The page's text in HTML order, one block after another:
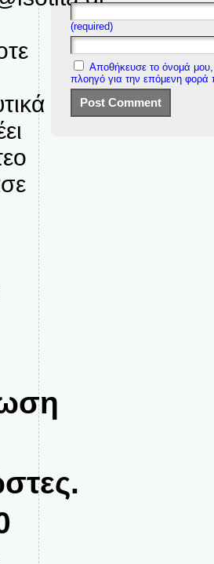
(required)
Αποθήκευσε το όνομά μου,
πλοηγό για την επόμενη